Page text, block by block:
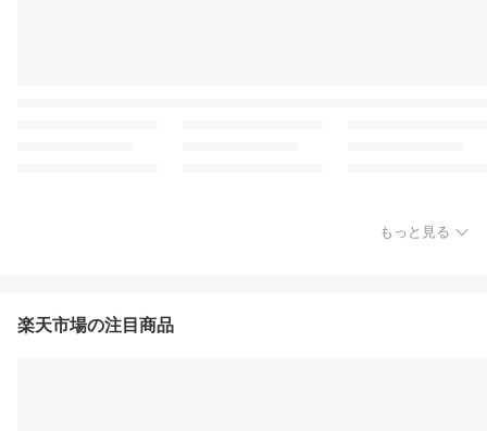
もっと見る
楽天市場の注目商品